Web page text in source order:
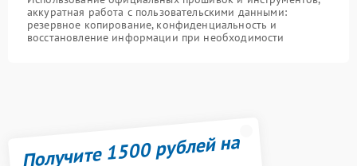
аккуратная работа с пользовательскими данными:
резервное копирование, конфиденциальность и
восстановление информации при необходимости
Получите 1500 рублей на